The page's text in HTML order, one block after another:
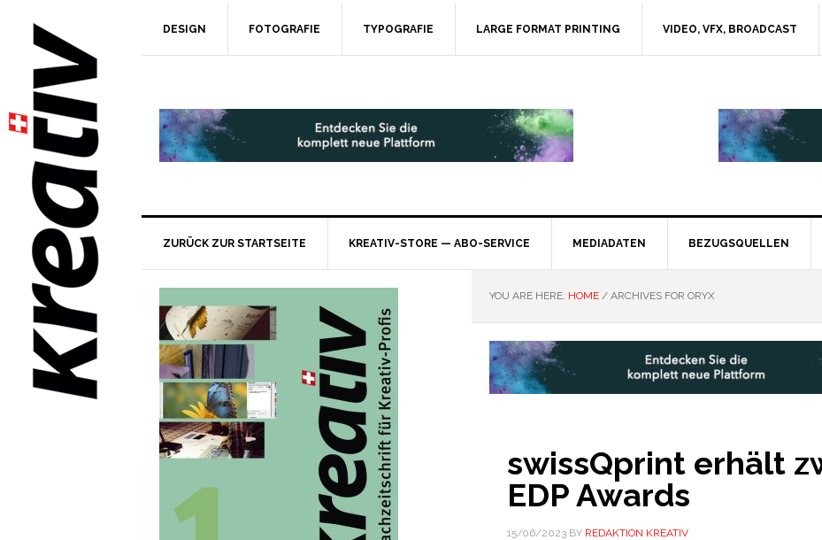
DESIGN FOTOGRAFIE TYPOGRAFIE LARGE FORMAT PRINTING VIDEO, VFX, BROADCAST
ZURÜCK ZUR STARTSEITE KREATIV-STORE — ABO-SERVICE MEDIADATEN BEZUGSQUELLEN
YOU ARE HERE: HOME /ARCHIVES FOR ORYX
swissQprint erhält
EDP Awards
15/06/2023BY REDAKTION KREATIV